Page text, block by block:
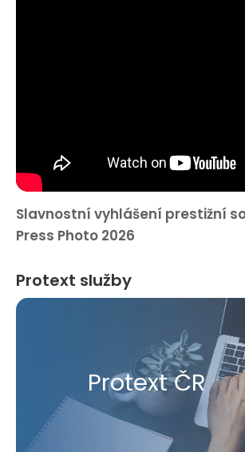
Slavnostní vyhlášení prestižní
Press Photo 2026
Protext služby
Protext ČR